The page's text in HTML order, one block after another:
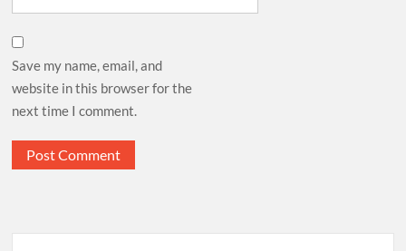
Save my name, email, and
website in this browser for the
next time I comment.